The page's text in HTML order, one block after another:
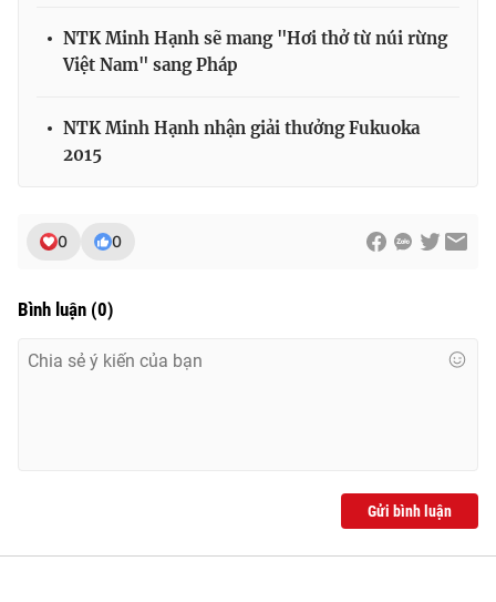
NTK Minh Hạnh sẽ mang "Hơi thở từ núi rừng
Việt Nam" sang Pháp
NTK Minh Hạnh nhận giải thưởng Fukuoka
2015
0 0
Bình luận (0)
Gửi bình luận